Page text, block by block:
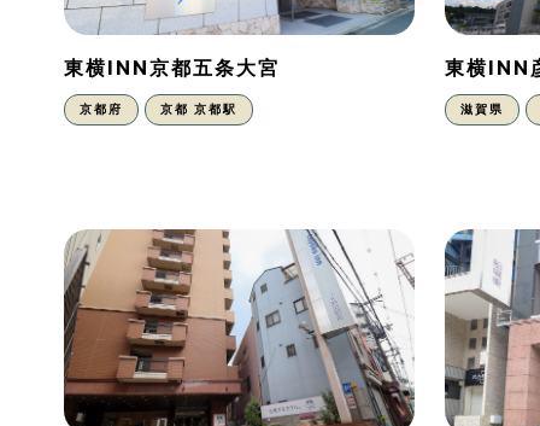
東横INN京都五条大宮
京都府 京都 京都駅
東横INN
滋賀県